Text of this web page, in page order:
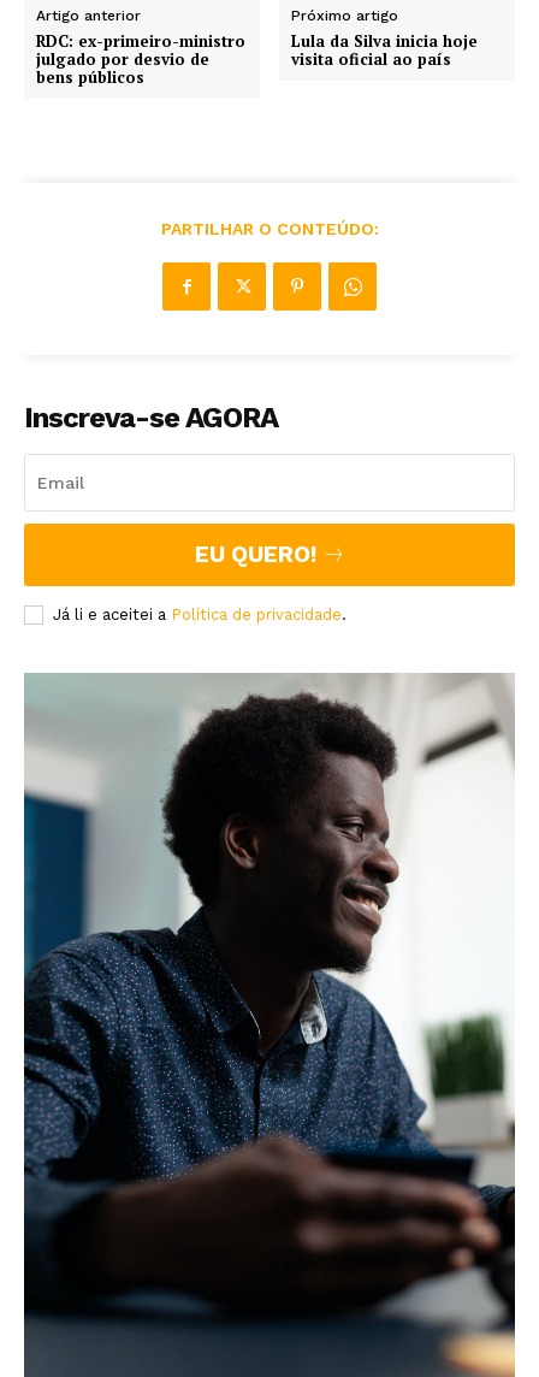
Artigo anterior
RDC: ex-primeiro-ministro
julgado por desvio de
bens públicos
Próximo artigo
Lula da Silva inicia hoje
visita oficial ao país
PARTILHAR O CONTEÚDO:
Inscreva-se AGORA
EU QUERO!
Já li e aceitei a Política de privacidade.